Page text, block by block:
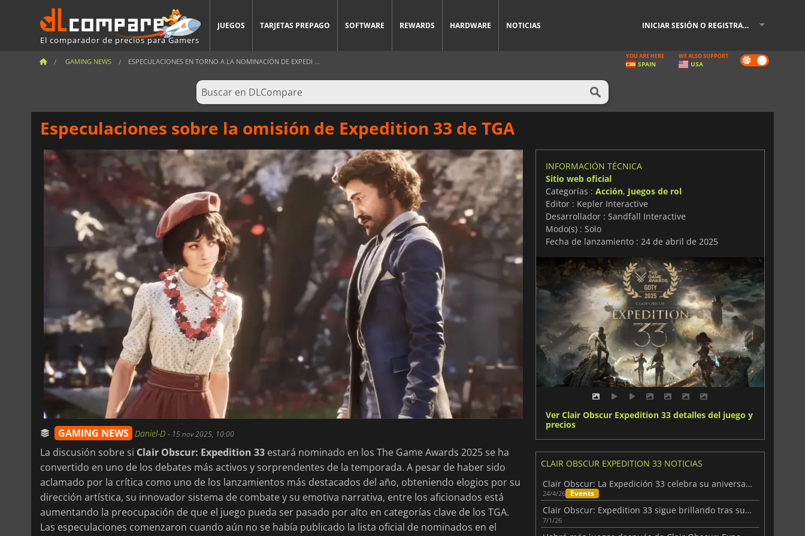
El comparador de precios para Gamers
JUEGOS TARJETAS PREPAGO SOFTWARE REWARDS HARDWARE NOTICIAS INICIAR SESIÓN O REGISTRARSE
GAMING NEWS ESPECULACIONES EN TORNO A LA NOMINACIÓN DE EXPEDI ... Dark
mode
YOU ARE HERE
SPAIN
WE ALSO SUPPORT
USA
Especulaciones sobre la omisión de Expedition 33 de TGA
GAMING NEWS Daniel-D - 15 nov 2025, 10:00
La discusión sobre si Clair Obscur: Expedition 33 estará nominado en los The Game Awards 2025 se ha
convertido en uno de los debates más activos y sorprendentes de la temporada. A pesar de haber sido
aclamado por la crítica como uno de los lanzamientos más destacados del año, obteniendo elogios por su
dirección artística, su innovador sistema de combate y su emotiva narrativa, entre los aficionados está
aumentando la preocupación de que el juego pueda ser pasado por alto en categorías clave de los TGA.
Las especulaciones comenzaron cuando aún no se había publicado la lista oficial de nominados en el
INFORMACIÓN TÉCNICA
Sitio web oficial
Categorías : Acción, Juegos de rol
Editor : Kepler Interactive
Desarrollador : Sandfall Interactive
Modo(s) : Solo
Fecha de lanzamiento : 24 de abril de 2025
Ver Clair Obscur Expedition 33 detalles del juego y
precios
CLAIR OBSCUR EXPEDITION 33 NOTICIAS
Clair Obscur: La Expedición 33 celebra su aniversario con sorpresas
24/4/26 Events
Clair Obscur: Expedition 33 sigue brillando tras su victoria
7/1/26